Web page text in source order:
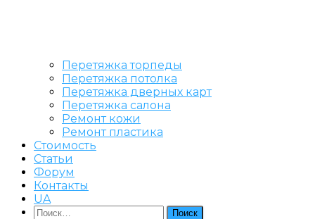
Перетяжка торпеды
Перетяжка потолка
Перетяжка дверных карт
Перетяжка салона
Ремонт кожи
Ремонт пластика
Стоимость
Статьи
Форум
Контакты
UA
Найти: